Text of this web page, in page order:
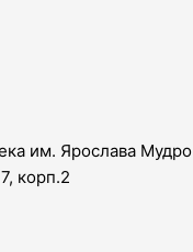
им. Ярослава
корп.2